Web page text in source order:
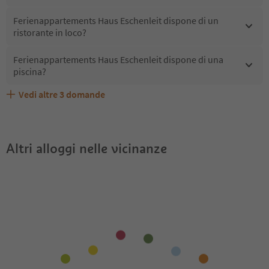
Ferienappartements Haus Eschenleit dispone di un
ristorante in loco?
Ferienappartements Haus Eschenleit dispone di una
piscina?
Ferienappartements Haus Eschenleit accetta animali
Quali servizi/attività sono disponibili presso
Gli ospiti di Ferienappartements Haus Eschenleit
Vedi altre 3 domande
Altri alloggi nelle vicinanze